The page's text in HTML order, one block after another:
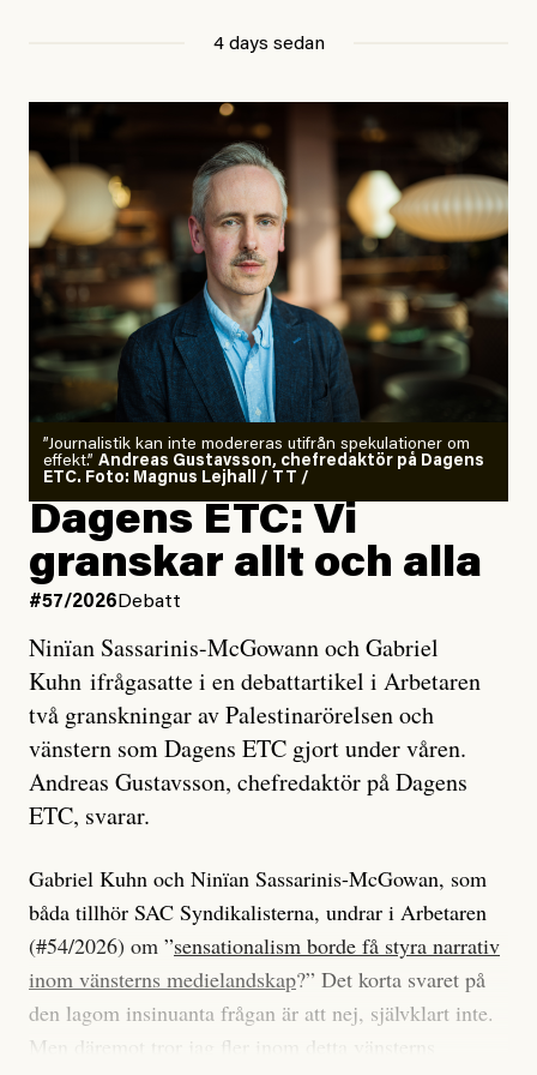
4 days sedan
”Journalistik kan inte modereras utifrån spekulationer om
effekt.” Andreas Gustavsson, chefredaktör på Dagens
ETC. Foto: Magnus Lejhall / TT /
Dagens ETC: Vi
granskar allt och alla
#57/2026 Debatt
Ninïan Sassarinis-McGowann och Gabriel
Kuhn ifrågasatte i en debattartikel i Arbetaren
två granskningar av Palestinarörelsen och
vänstern som Dagens ETC gjort under våren.
Andreas Gustavsson, chefredaktör på Dagens
ETC, svarar.
Gabriel Kuhn och Ninïan Sassarinis-McGowan, som
båda tillhör SAC Syndikalisterna, undrar i Arbetaren
(#54/2026) om ”sensationalism borde få styra narrativ
inom vänsterns medielandskap?” Det korta svaret på
den lagom insinuanta frågan är att nej, självklart inte.
Men däremot tror jag fler inom detta vänsterns